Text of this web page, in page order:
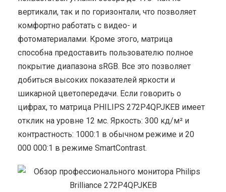
вертикали, так и по горизонтали, что позволяет
комфортно работать с видео- и
фотоматериалами. Кроме этого, матрица
способна предоставить пользователю полное
покрытие диапазона sRGB. Все это позволяет
добиться высоких показателей яркости и
шикарной цветопередачи. Если говорить о
цифрах, то матрица PHILIPS 272P4QPJKEB имеет
отклик на уровне 12 мс. Яркость: 300 кд/м² и
контрастность: 1000:1 в обычном режиме и 20
000 000:1 в режиме SmartContrast.